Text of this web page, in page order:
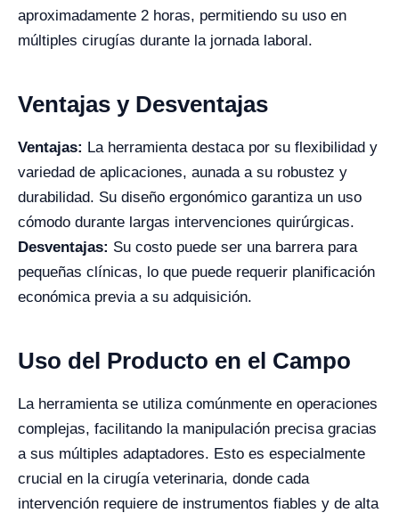
aproximadamente 2 horas, permitiendo su uso en
múltiples cirugías durante la jornada laboral.
Ventajas y Desventajas
Ventajas: La herramienta destaca por su flexibilidad y
variedad de aplicaciones, aunada a su robustez y
durabilidad. Su diseño ergonómico garantiza un uso
cómodo durante largas intervenciones quirúrgicas.
Desventajas: Su costo puede ser una barrera para
pequeñas clínicas, lo que puede requerir planificación
económica previa a su adquisición.
Uso del Producto en el Campo
La herramienta se utiliza comúnmente en operaciones
complejas, facilitando la manipulación precisa gracias
a sus múltiples adaptadores. Esto es especialmente
crucial en la cirugía veterinaria, donde cada
intervención requiere de instrumentos fiables y de alta